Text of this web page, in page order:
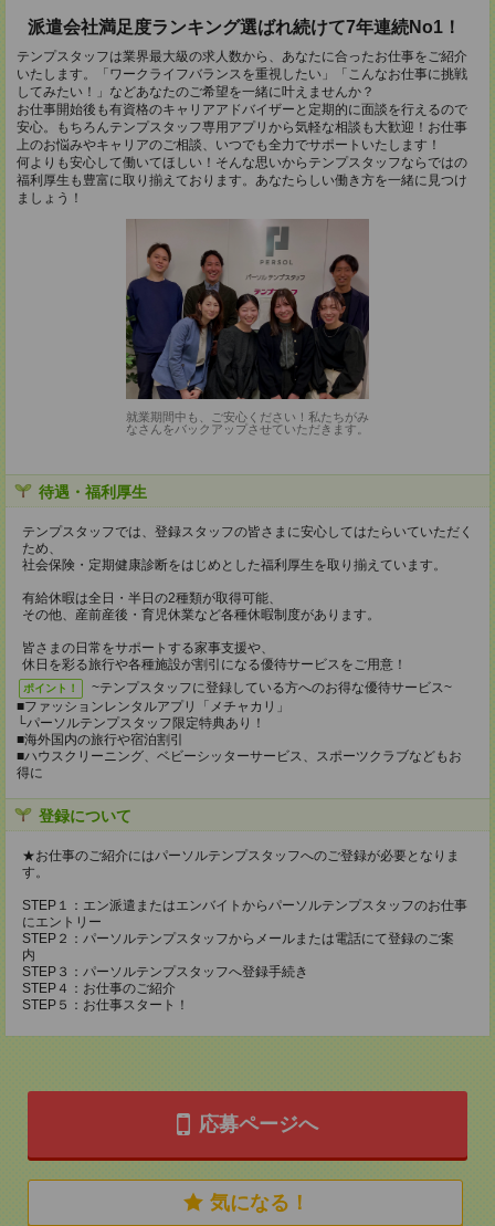
派遣会社満足度ランキング選ばれ続けて7年連続No1！
テンプスタッフは業界最大級の求人数から、あなたに合ったお仕事をご紹介
いたします。「ワークライフバランスを重視したい」「こんなお仕事に挑戦
してみたい！」などあなたのご希望を一緒に叶えませんか？
お仕事開始後も有資格のキャリアアドバイザーと定期的に面談を行えるので
安心。もちろんテンプスタッフ専用アプリから気軽な相談も大歓迎！お仕事
上のお悩みやキャリアのご相談、いつでも全力でサポートいたします！
何よりも安心して働いてほしい！そんな思いからテンプスタッフならではの
福利厚生も豊富に取り揃えております。あなたらしい働き方を一緒に見つけ
ましょう！
就業期間中も、ご安心ください！私たちがみ
なさんをバックアップさせていただきます。
待遇・福利厚生
テンプスタッフでは、登録スタッフの皆さまに安心してはたらいていただく
ため、
社会保険・定期健康診断をはじめとした福利厚生を取り揃えています。
有給休暇は全日・半日の2種類が取得可能、
その他、産前産後・育児休業など各種休暇制度があります。
皆さまの日常をサポートする家事支援や、
休日を彩る旅行や各種施設が割引になる優待サービスをご用意！
ポイント！
~テンプスタッフに登録している方へのお得な優待サービス~
■ファッションレンタルアプリ「メチャカリ」
└パーソルテンプスタッフ限定特典あり！
■海外国内の旅行や宿泊割引
■ハウスクリーニング、ベビーシッターサービス、スポーツクラブなどもお
得に
登録について
★お仕事のご紹介にはパーソルテンプスタッフへのご登録が必要となりま
す。
STEP１：エン派遣またはエンバイトからパーソルテンプスタッフのお仕事
にエントリー
STEP２：パーソルテンプスタッフからメールまたは電話にて登録のご案
内
STEP３：パーソルテンプスタッフへ登録手続き
STEP４：お仕事のご紹介
STEP５：お仕事スタート！
応募ページへ
気になる！